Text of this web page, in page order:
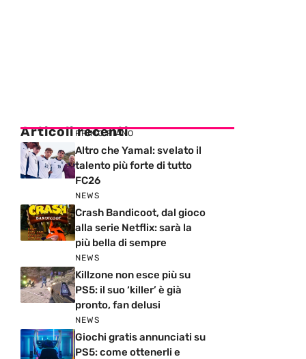
Articoli recenti
PRIMO PIANO
Altro che Yamal: svelato il
talento più forte di tutto
FC26
NEWS
Crash Bandicoot, dal gioco
alla serie Netflix: sarà la
più bella di sempre
NEWS
Killzone non esce più su
PS5: il suo ‘killer’ è già
pronto, fan delusi
NEWS
Giochi gratis annunciati su
PS5: come ottenerli e